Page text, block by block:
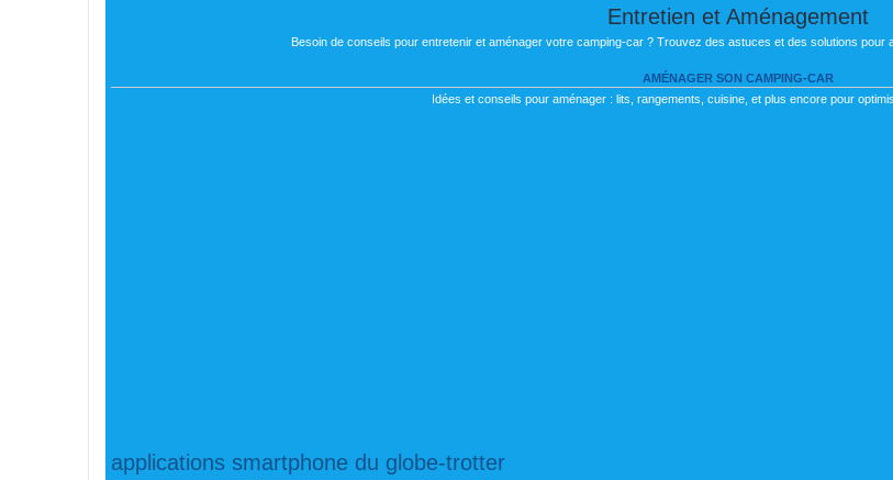
Entretien et Aménagement
Besoin de conseils pour entretenir et aménager votre camping-car ? Trouvez des astuces et des solutions pour
AMÉNAGER SON CAMPING-CAR
Idées et conseils pour aménager : lits, rangements, cuisine, et plus encore pour
applications smartphone du globe-trotter